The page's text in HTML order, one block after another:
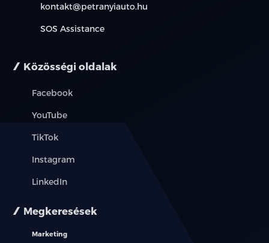
tempomat
térelválasztó
tolatóradar
utasoldali légzsák
kontakt@petranyiauto.hu
SOS Assistance
Közösségi oldalak
Facebook
YouTube
TikTok
Instagram
LinkedIn
Megkeresések
Marketing